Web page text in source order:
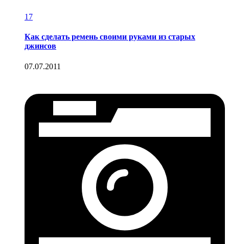
17
Как сделать ремень своими руками из старых
джинсов
07.07.2011